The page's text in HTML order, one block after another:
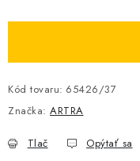
Kód tovaru: 65426/37
Značka: ARTRA
Tlač Opýtať sa